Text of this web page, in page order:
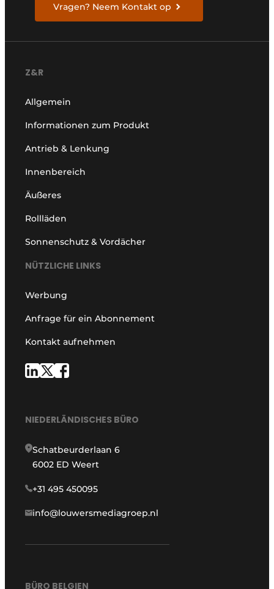
Vragen? Neem Kontakt op
Z&R
Allgemein
Informationen zum Produkt
Antrieb & Lenkung
Innenbereich
Äußeres
Rollläden
Sonnenschutz & Vordächer
NÜTZLICHE LINKS
Werbung
Anfrage für ein Abonnement
Kontakt aufnehmen
NIEDERLÄNDISCHES BÜRO
Schatbeurderlaan 6
6002 ED Weert
+31 495 450095
info@louwersmediagroep.nl
BÜRO BELGIEN